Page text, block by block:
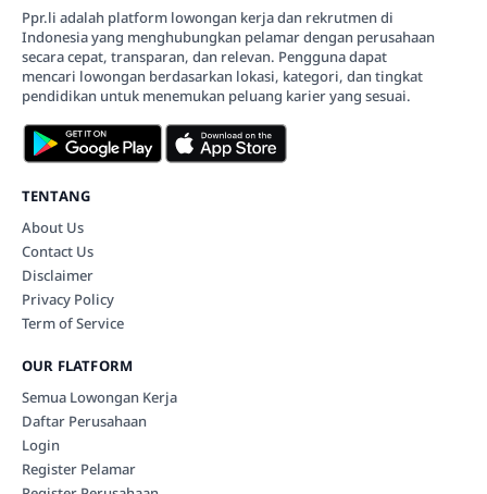
Ppr.li adalah platform lowongan kerja dan rekrutmen di
Indonesia yang menghubungkan pelamar dengan perusahaan
secara cepat, transparan, dan relevan. Pengguna dapat
mencari lowongan berdasarkan lokasi, kategori, dan tingkat
pendidikan untuk menemukan peluang karier yang sesuai.
TENTANG
About Us
Contact Us
Disclaimer
Privacy Policy
Term of Service
OUR FLATFORM
Semua Lowongan Kerja
Daftar Perusahaan
Login
Register Pelamar